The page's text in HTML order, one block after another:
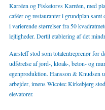
Karréen og Fisketorvs Karréen, med
caféer og restauranter i grundplan
i varierende størrelser fra 50
lejligheder. Dertil etablering af det
Aarsleff stod som totalentreprenør for
udførelse af jord-, kloak-, beton- og
egenproduktion. Hansson & Knudsen
arbejder, imens Wicotec Kirkebjerg
elevatorer.